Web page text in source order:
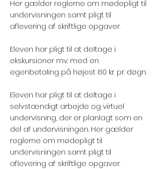
Her gælder reglerne om mødepligt til
undervisningen samt pligt til
aflevering af skriftlige opgaver.
Eleven har pligt til at deltage i
ekskursioner mv. med en
egenbetaling på højest 80 kr. pr. døgn.
Eleven har pligt til at deltage i
selvstændigt arbejde og virtuel
undervisning, der er planlagt som en
del af undervisningen. Her gælder
reglerne om mødepligt til
undervisningen samt pligt til
aflevering af skriftlige opgaver.